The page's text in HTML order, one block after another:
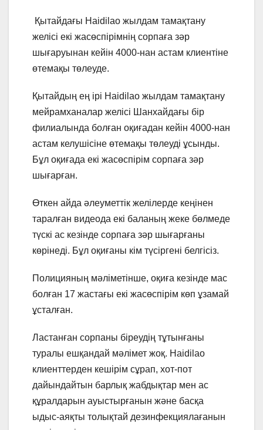
Қытайдағы Haidilao жылдам тамақтану
желісі екі жасөспірімнің сорпаға зәр
шығаруынан кейін 4000-нан астам клиентіне
өтемақы төлеуде.
Қытайдың ең ірі Haidilao жылдам тамақтану
мейрамханалар желісі Шанхайдағы бір
филиалында болған оқиғадан кейін 4000-нан
астам келушісіне өтемақы төлеуді ұсынды.
Бұл оқиғада екі жасөспірім сорпаға зәр
шығарған.
Өткен айда әлеуметтік желілерде кеңінен
таралған видеода екі баланың жеке бөлмеде
түскі ас кезінде сорпаға зәр шығарғаны
көрінеді. Бұл оқиғаны кім түсіргені белгісіз.
Полицияның мәліметінше, оқиға кезінде мас
болған 17 жастағы екі жасөспірім көп ұзамай
ұсталған.
Ластанған сорпаны біреудің тұтынғаны
туралы ешқандай мәлімет жоқ. Haidilao
клиенттерден кешірім сұрап, хот-пот
дайындайтын барлық жабдықтар мен ас
құралдарын ауыстырғанын және басқа
ыдыс-аяқты толықтай дезинфекциялағанын